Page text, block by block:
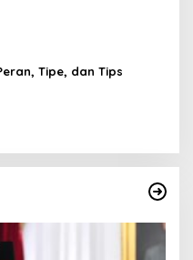
Tipe, dan Tips